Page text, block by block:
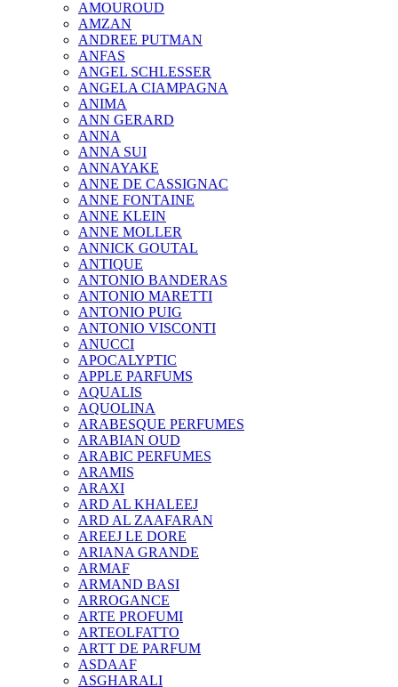
AMOUROUD
AMZAN
ANDREE PUTMAN
ANFAS
ANGEL SCHLESSER
ANGELA CIAMPAGNA
ANIMA
ANN GERARD
ANNA
ANNA SUI
ANNAYAKE
ANNE DE CASSIGNAC
ANNE FONTAINE
ANNE KLEIN
ANNE MOLLER
ANNICK GOUTAL
ANTIQUE
ANTONIO BANDERAS
ANTONIO MARETTI
ANTONIO PUIG
ANTONIO VISCONTI
ANUCCI
APOCALYPTIC
APPLE PARFUMS
AQUALIS
AQUOLINA
ARABESQUE PERFUMES
ARABIAN OUD
ARABIC PERFUMES
ARAMIS
ARAXI
ARD AL KHALEEJ
ARD AL ZAAFARAN
AREEJ LE DORE
ARIANA GRANDE
ARMAF
ARMAND BASI
ARROGANCE
ARTE PROFUMI
ARTEOLFATTO
ARTT DE PARFUM
ASDAAF
ASGHARALI